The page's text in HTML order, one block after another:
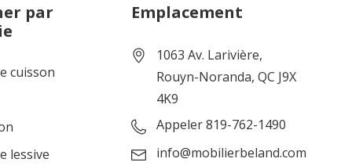
par
cuisson
lessive
Emplacement
1063 Av. Larivière,
Rouyn-Noranda, QC J9X
4K9
Appeler 819-762-1490
info@mobilierbeland.com